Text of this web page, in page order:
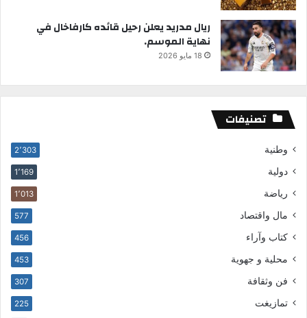
ريال مدريد يعلن رحيل قائده كارفاخال في
نهاية الموسم.
18 مايو 2026
تصنيفات
وطنية 2٬303
دولية 1٬169
رياضة 1٬013
مال واقتصاد 577
كتاب وآراء 456
محلية و جهوية 453
فن وثقافة 307
تمازيغت 225